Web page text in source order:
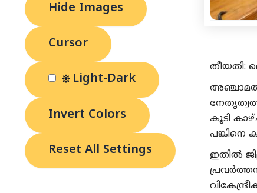
Hide Images
Cursor
Light-Dark
Invert Colors
Reset All Settings
തീയതി:
കൂടി
പങ്കിനെ
ഇതിൽ